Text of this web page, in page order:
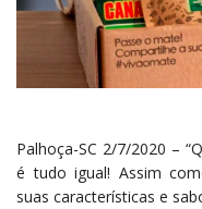
Palhoça-SC 2/7/2020 –
é tudo igual! Assim
suas características e